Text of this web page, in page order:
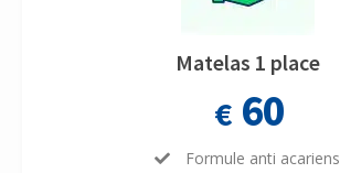
Matelas 1 place
€ 60
Formule anti acariens